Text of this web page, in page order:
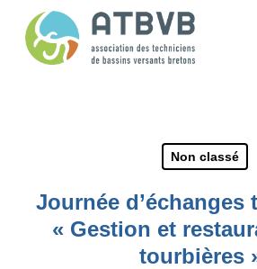
Non classé
Journée d’échanges
« Gestion et
tourbières
Panneau de gestion des cookies